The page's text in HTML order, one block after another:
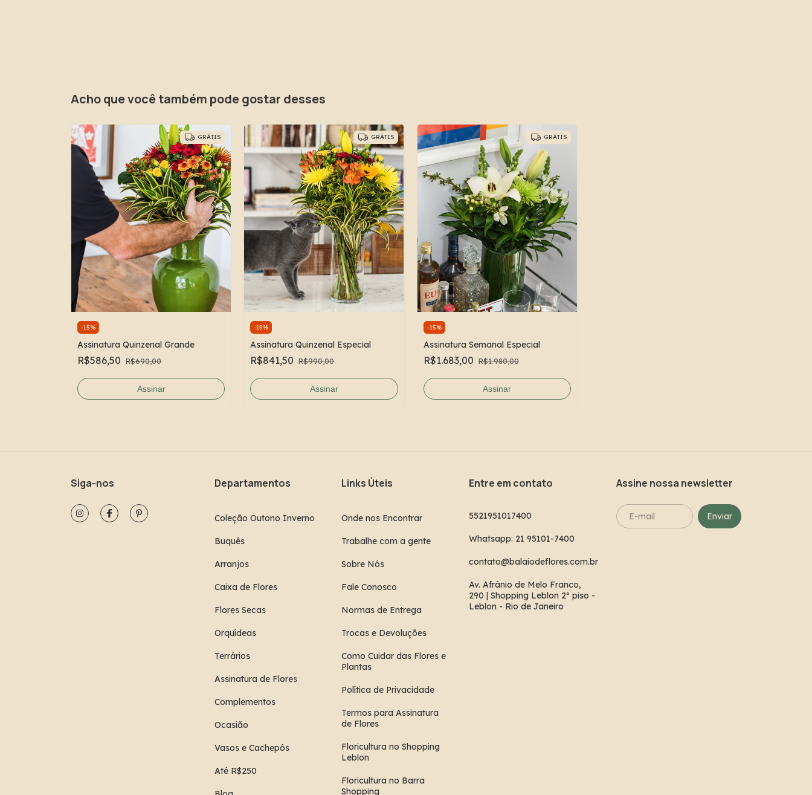
Acho que você também pode gostar desses
GRÁTIS
-15%
Assinatura Quinzenal Grande
R$586,50 R$690,00
Assinar
GRÁTIS
-15%
Assinatura Quinzenal Especial
R$841,50 R$990,00
Assinar
GRÁTIS
-15%
Assinatura Semanal Especial
R$1.683,00 R$1.980,00
Assinar
Siga-nos Departamentos
Coleção Outono Inverno
Buquês
Arranjos
Caixa de Flores
Flores Secas
Orquídeas
Terrários
Assinatura de Flores
Complementos
Ocasião
Vasos e Cachepôs
Até R$250
Links Úteis
Onde nos Encontrar
Trabalhe com a gente
Sobre Nós
Fale Conosco
Normas de Entrega
Trocas e Devoluções
Como Cuidar das Flores e
Plantas
Política de Privacidade
Termos para Assinatura
de Flores
Floricultura no Shopping
Leblon
Floricultura no Barra
Shopping
Entre em contato
5521951017400
Whatsapp: 21 95101-7400
contato@balaiodeflores.com.br
Av. Afrânio de Melo Franco,
290 | Shopping Leblon 2º piso -
Leblon - Rio de Janeiro
Assine nossa newsletter